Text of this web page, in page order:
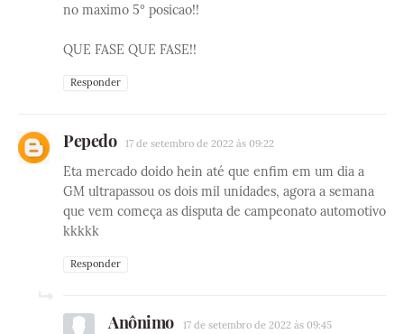
no maximo 5° posicao!!
QUE FASE QUE FASE!!
Responder
Pepedo 17 de setembro de 2022 às 09:22
Eta mercado doido hein até que enfim em um dia a
GM ultrapassou os dois mil unidades, agora a semana
que vem começa as disputa de campeonato automotivo
kkkkk
Responder
Anônimo 17 de setembro de 2022 às 09:45